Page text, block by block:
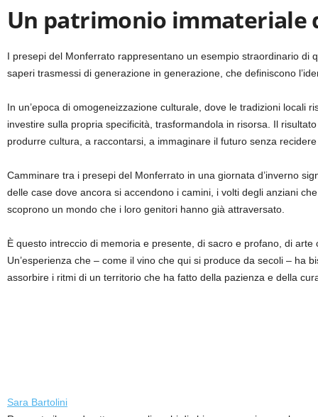
Un patrimonio immateriale
I presepi del Monferrato rappresentano un esempio straordinario di
saperi trasmessi di generazione in generazione, che definiscono
In un’epoca di omogeneizzazione culturale, dove le tradizioni locali
investire sulla propria specificità, trasformandola in risorsa. Il
produrre cultura, a raccontarsi, a immaginare il futuro senza
Camminare tra i presepi del Monferrato in una giornata d’inverno
delle case dove ancora si accendono i camini, i volti degli anziani
scoprono un mondo che i loro genitori hanno già attraversato.
È questo intreccio di memoria e presente, di sacro e profano, di
Un’esperienza che – come il vino che qui si produce da secoli – ha
assorbire i ritmi di un territorio che ha fatto della pazienza e della
Sara Bartolini